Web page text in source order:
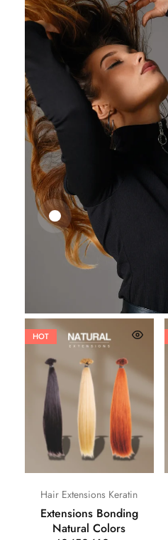
25,41
HOT
Hair Extensions Keratin
Extensions Bonding
Natural Colors